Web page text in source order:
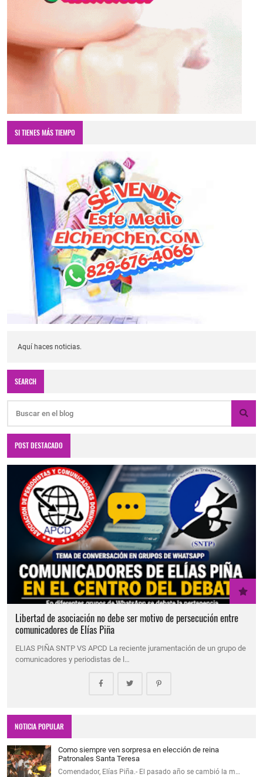
SI TIENES MÁS TIEMPO
Aquí haces noticias.
SEARCH
POST DESTACADO
Libertad de asociación no debe ser motivo de persecución entre
comunicadores de Elías Piña
ELIAS PIÑA SNTP VS APCD La reciente juramentación de un grupo de
comunicadores y periodistas de l…
NOTICIA POPULAR
Como siempre ven sorpresa en elección de reina
Patronales Santa Teresa
Comendador, Elías Piña.- El pasado año se cambió la m…